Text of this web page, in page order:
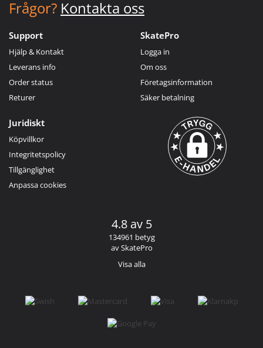
Frågor? Kontakta oss
Support
Hjälp & Kontakt
Leverans info
Order status
Returer
SkatePro
Logga in
Om oss
Företagsinformation
Säker betalning
Juridiskt
Köpvillkor
Integritetspolicy
Tillgänglighet
Anpassa cookies
4.8 av 5
134961 betyg
av SkatePro
Visa alla